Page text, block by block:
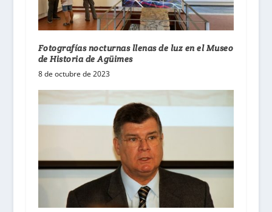
Fotografías nocturnas llenas de luz en el Museo
de Historia de Agüimes
8 de octubre de 2023